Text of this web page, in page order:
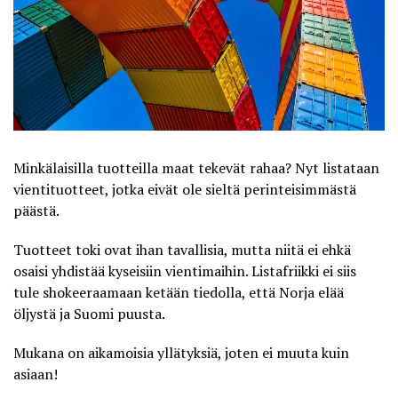
Minkälaisilla tuotteilla maat tekevät rahaa? Nyt listataan
vientituotteet, jotka eivät ole sieltä perinteisimmästä
päästä.
Tuotteet toki ovat ihan tavallisia, mutta niitä ei ehkä
osaisi yhdistää kyseisiin vientimaihin.Listafriikki ei siis
tule shokeeraamaan ketään tiedolla, että Norja elää
öljystä ja Suomi puusta.
Mukana on aikamoisia yllätyksiä, joten ei muuta kuin
asiaan!